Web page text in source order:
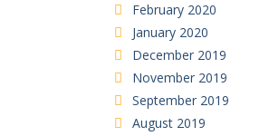
February 2020
January 2020
December 2019
November 2019
September 2019
August 2019